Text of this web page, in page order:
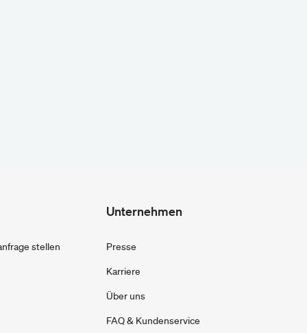
stellen
Unternehmen
Presse
Karriere
Über uns
FAQ & Kundenservice